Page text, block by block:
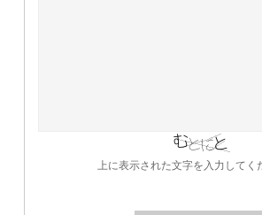
上に表示された文字を入力してく